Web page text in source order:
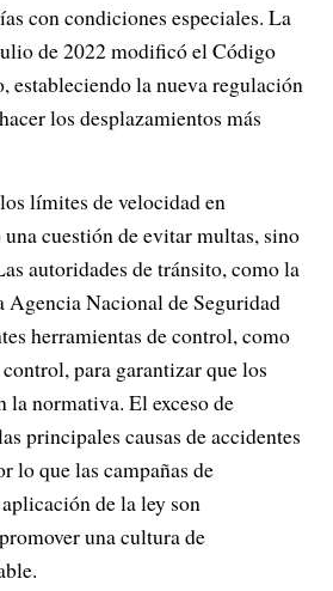
con condiciones especiales. La
de 2022 modificó el Código
estableciendo la nueva regulación
los desplazamientos más
límites de velocidad en
cuestión de evitar multas, sino
autoridades de tránsito, como la
Nacional de Seguridad
herramientas de control, como
para garantizar que los
la normativa. El exceso de
principales causas de accidentes
lo que las campañas de
de la ley son
una cultura de